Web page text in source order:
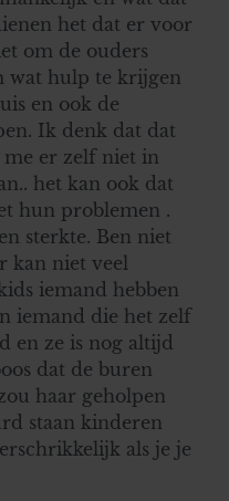
het dat er voor
om de ouders
wat hulp te krijgen
en ook de
Ik denk dat dat
er zelf niet in
het kan ook dat
hun problemen .
sterkte. Ben niet
kan niet veel
iemand hebben
iemand die het zelf
en ze is nog altijd
dat de buren
haar geholpen
staan kinderen
als je je